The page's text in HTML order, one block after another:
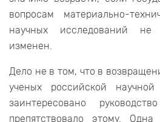
вопросам материально-
научных исследований не
изменен.
Дело не в том, что в
ученых российской
заинтересовано
препятствовало этому.